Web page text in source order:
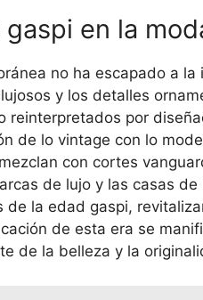
en la
no ha escapado a
y los detalles
reinterpretados por
de lo vintage con lo
con cortes
de lujo y las casas
de la edad gaspi,
de esta era se
de la belleza y la